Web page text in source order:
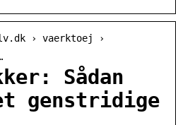
› vaerktoej ›
Sådan
genstridige